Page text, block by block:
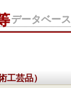
データベース
工芸品）